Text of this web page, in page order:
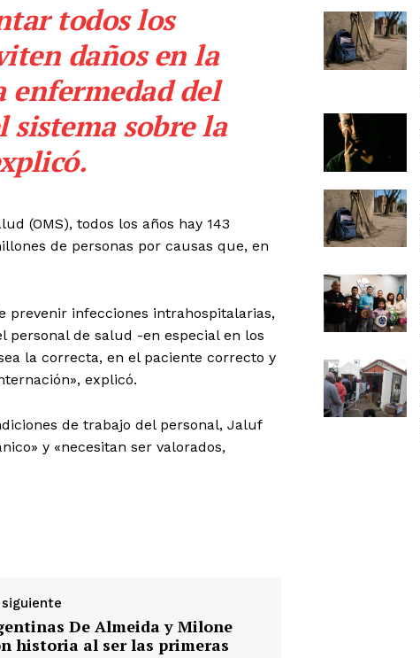
todos los
daños en la
enfermedad del
sistema sobre la
(OMS), todos los años hay 143
de personas por causas que, en
prevenir infecciones intrahospitalarias,
de salud -en especial en los
la correcta, en el paciente correcto y
explicó.
de trabajo del personal, Jaluf
y «necesitan ser valorados,
De Almeida y Milone
historia al ser las primeras